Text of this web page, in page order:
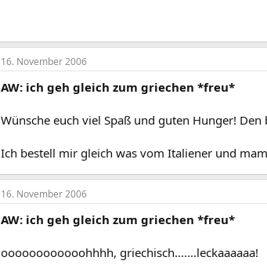
16. November 2006
AW: ich geh gleich zum griechen *freu*
Wünsche euch viel Spaß und guten Hunger!
Ich bestell mir gleich was vom Italiener und
16. November 2006
AW: ich geh gleich zum griechen *freu*
oooooooooooohhhh, griechisch.......leckaaaaaa!